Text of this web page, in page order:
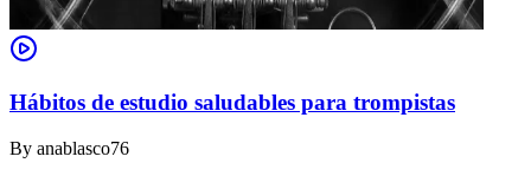
Hábitos de estudio saludables para trompistas
By anablasco76